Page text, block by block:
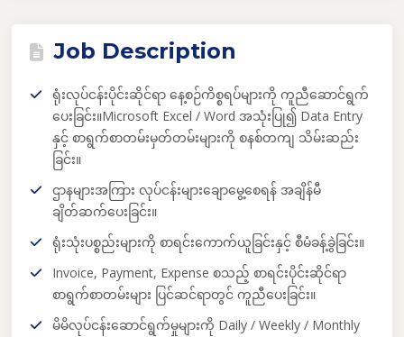
Job Description
ရုံးလုပ်ငန်းပိုင်းဆိုင်ရာ နေ့စဉ်ကိစ္စရပ်များကို ကူညီဆောင်ရွက်
ပေးခြင်း။Microsoft Excel / Word အသုံးပြု၍ Data Entry
နှင့် စာရွက်စာတမ်းမှတ်တမ်းများကို စနစ်တကျ သိမ်းဆည်း
ခြင်း။
ဌာနများအကြား လုပ်ငန်းများချောမွေ့စေရန် အချိန်မီ
ချိတ်ဆက်ပေးခြင်း။
ရုံးသုံးပစ္စည်းများကို စာရင်းကောက်ယူခြင်းနှင့် စီမံခန့်ခွဲခြင်း။
Invoice, Payment, Expense စသည့် စာရင်းပိုင်းဆိုင်ရာ
စာရွက်စာတမ်းများ ပြင်ဆင်ရာတွင် ကူညီပေးခြင်း။
မိမိလုပ်ငန်းဆောင်ရွက်မှုများကို Daily / Weekly / Monthly